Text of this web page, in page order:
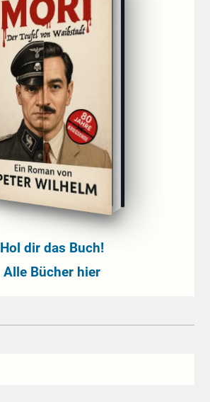
Hol dir das Buch!
Alle Bücher hier